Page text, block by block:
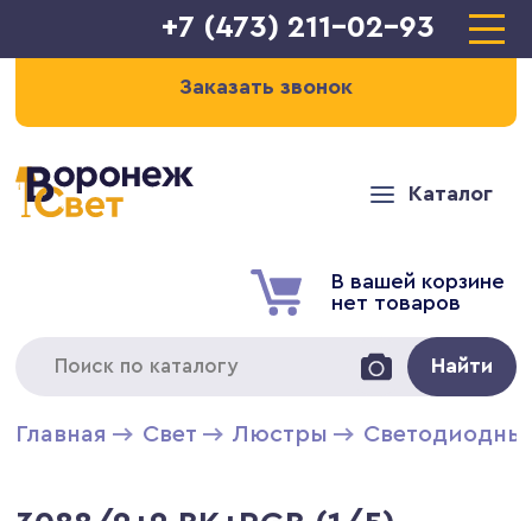
+7 (473) 211-02-93
Заказать звонок
Каталог
В вашей корзине
нет товаров
Найти
Главная Свет Люстры